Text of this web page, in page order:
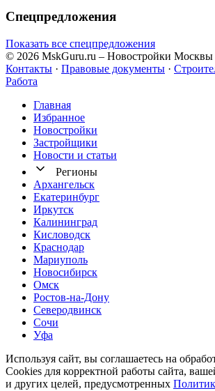
Спецпредложения
Показать все спецпредложения
© 2026 MskGuru.ru – Новостройки Москвы
Контакты · Правовые документы ·
Работа
Главная
Избранное
Новостр ойки
Застройщики
Новости и статьи
Регионы
Архангельск
Екатеринбург
Иркутск
Калининград
Кисловодск
Краснодар
Мариуполь
Новосибирск
Омск
Ростов-на-Дону
Северодвинск
Сочи
Уфа
Используя сайт, вы соглашаетесь на
Cookies для корректной работы сайта,
и других целей, предусмотренных